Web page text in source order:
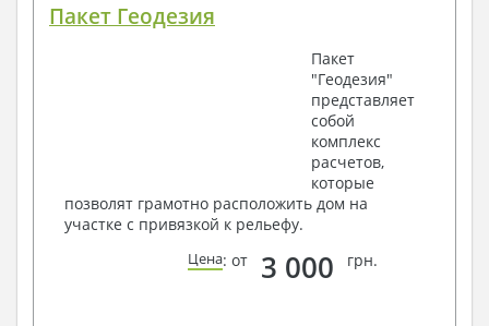
Пакет Геодезия
Пакет
"Геодезия"
представляет
собой
комплекс
расчетов,
которые
позволят грамотно расположить дом на
участке с привязкой к рельефу.
Цена: от 3 000 грн.